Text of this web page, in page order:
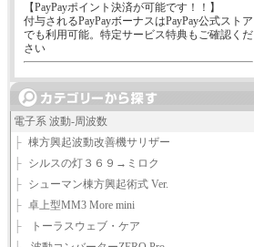
【PayPayポイント決済が可能です！！】
付与されるPayPayボーナスはPayPay公式ストア
でも利用可能。特定サービス特典もご確認くだ
さい
電子系 波動-周波数
├ 棟方興起波動改善機サリザー
├ シルスの灯３６９→ミロク
├ シューマン棟方興起術式 Ver.
├ 卓上型MM3 More mini
├
トーラスウェブ・ケア